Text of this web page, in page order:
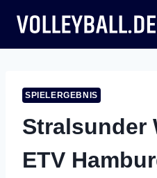
Inhalt
springen
SPIELERGEBNIS
Stralsunder
ETV